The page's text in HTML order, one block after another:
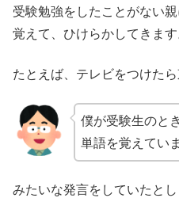
受験勉強をしたことがない
覚えて、ひけらかしてきます
たとえば、テレビをつけたら
僕が受験生のと
単語を覚えてい
みたいな発言をしていたとし